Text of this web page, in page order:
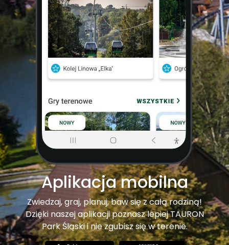
Aplikacja mobilna
Zwiedzaj, graj, planuj, baw się z całą rodziną!
Dzięki naszej aplikacji poznasz lepiej TAURON
Park Śląski i nie zgubisz się w terenie.